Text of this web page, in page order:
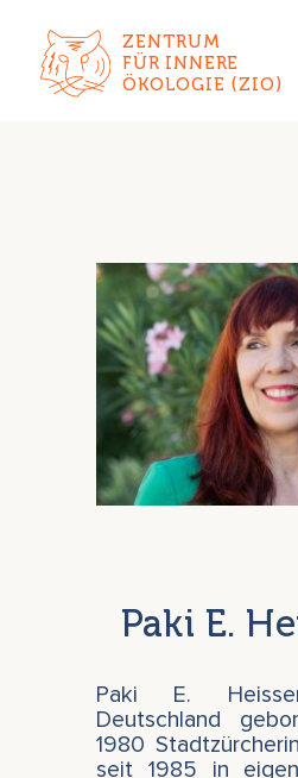
ZENTRUM
FÜR INNERE
ÖKOLOGIE (ZIO)
Paki E.
Paki E.
Deutschland
1980
seit 1985 in